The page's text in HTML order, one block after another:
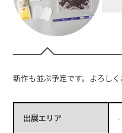
新作も並ぶ予定です。よろしく
出展エリア -